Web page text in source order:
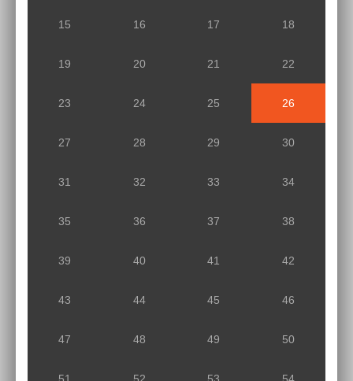
15 16 17 18
19 20 21 22
23 24 25 26
27 28 29 30
31 32 33 34
35 36 37 38
39 40 41 42
43 44 45 46
47 48 49 50
51 52 53 54